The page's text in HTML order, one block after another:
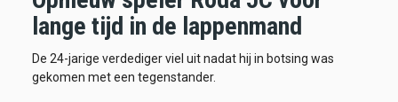
lange tijd in de lappenmand
De 24-jarige verdediger viel uit nadat hij in botsing was
gekomen met een tegenstander.